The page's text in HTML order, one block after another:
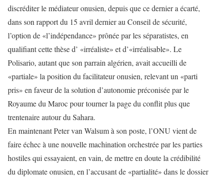
discréditer le médiateur onusien, depuis que ce dernier a écarté,
dans son rapport du 15 avril dernier au Conseil de sécurité,
l’option de «l’indépendance» prônée par les séparatistes, en
qualifiant cette thèse d’ «irréaliste» et d’«irréalisable». Le
Polisario, autant que son parrain algérien, avait accueilli de
«partiale» la position du facilitateur onusien, relevant un «parti
pris» en faveur de la solution d’autonomie préconisée par le
Royaume du Maroc pour tourner la page du conflit plus que
trentenaire autour du Sahara.
En maintenant Peter van Walsum à son poste, l’ONU vient de
faire échec à une nouvelle machination orchestrée par les parties
hostiles qui essayaient, en vain, de mettre en doute la crédibilité
du diplomate onusien, en l’accusant de «partialité» dans le dossier